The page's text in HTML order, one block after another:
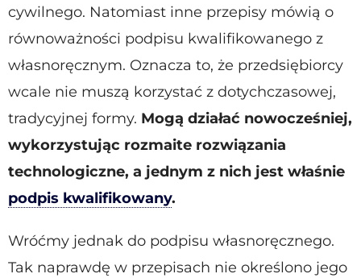
cywilnego. Natomiast inne przepisy mówią o
równoważności podpisu kwalifikowanego z
własnoręcznym. Oznacza to, że przedsiębiorcy
wcale nie muszą korzystać z dotychczasowej,
tradycyjnej formy. Mogą działać nowocześniej,
wykorzystując rozmaite rozwiązania
technologiczne, a jednym z nich jest właśnie
podpis kwalifikowany.
Wróćmy jednak do podpisu własnoręcznego.
Tak naprawdę w przepisach nie określono jego